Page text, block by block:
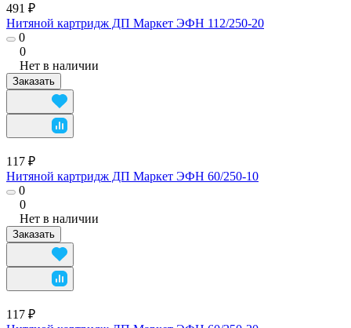
491 ₽
Нитяной картридж ДП Маркет ЭФН 112/250-20
0
0
Нет в наличии
Заказать
117 ₽
Нитяной картридж ДП Маркет ЭФН 60/250-10
0
0
Нет в наличии
Заказать
117 ₽